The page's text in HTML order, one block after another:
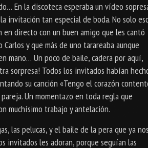
En la discoteca esperaba un vídeo
invitación tan especial de boda. No solo
en directo con un buen amigo que les cantó
y que más de uno tarareaba aunque
mano… Un poco de baile, cadera por aquí,
sorpresa! Todos los invitados habían
su canción «Tengo el corazón
Un momentazo en toda regla que
muchísimo trabajo y antelación.
las pelucas, y el baile de la pera que ya
invitados les adoran, porque seguían las